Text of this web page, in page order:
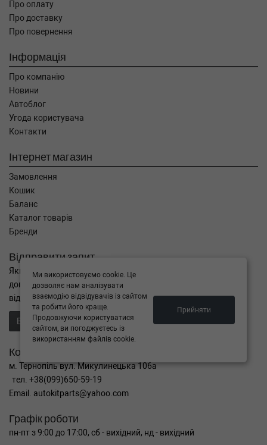
Про оплату
Про доставку
Про повернення
Інформація
Про компанію
Новини
Автоблог
Угода користувача
Контакти
Інтернет магазин
Замовлення
Кошик
Баланс
Каталог товарів
Бренди
Відправити запит
Якщо Ви не знайшли потрібні запчастини, або Вам потрібна
допомога в підборі,
відправте нам запит - ми Вам допоможемо
Відправити запит продавцю
Контакти
м. Тернопіль вул. Микулинецька 106а
тел. +38(099)650-59-19
Email. autokitparts@yahoo.com
Графік роботи
пн-пт з 9:00 до 17:00, сб - вихідний, нд - вихідний
Ми використовуємо cookie. Це
дозволяє нам аналізувати
взаємодію відвідувачів із сайтом
та робити його краще.
Продовжуючи користуватися
сайтом, ви погоджуєтесь із
використанням файлів cookie.
Прийняти